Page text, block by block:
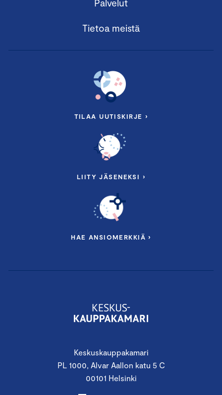
Keskuskauppakamari
PL 1000, Alvar Aallon katu 5 C
00101 Helsinki
Palvelut
Tietoa meistä
TILAA UUTISKIRJE ›
LIITY JÄSENEKSI ›
HAE ANSIOMERKKIÄ ›